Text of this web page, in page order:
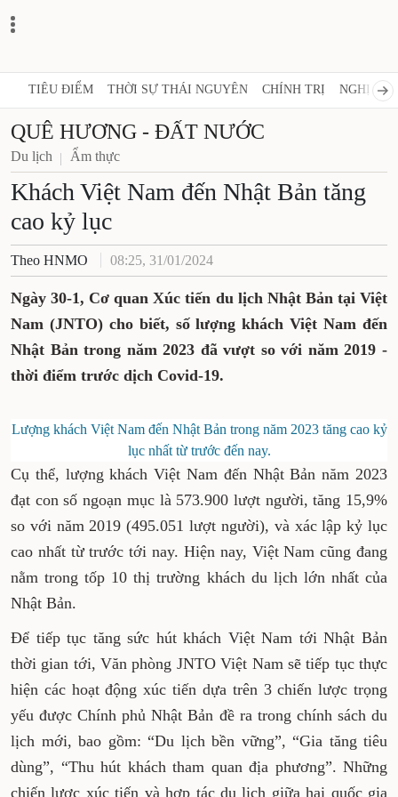
TIÊU ĐIỂM THỜI SỰ THÁI NGUYÊN CHÍNH TRỊ NGHỊ
QUÊ HƯƠNG - ĐẤT NƯỚC
Du lịch Ẩm thực
Khách Việt Nam đến Nhật Bản tăng
cao kỷ lục
Theo HNMO 08:25, 31/01/2024
Ngày 30-1, Cơ quan Xúc tiến du lịch Nhật Bản tại Việt
Nam (JNTO) cho biết, số lượng khách Việt Nam đến
Nhật Bản trong năm 2023 đã vượt so với năm 2019 -
thời điểm trước dịch Covid-19.
Lượng khách Việt Nam đến Nhật Bản trong năm 2023 tăng cao kỷ
lục nhất từ trước đến nay.
Cụ thể, lượng khách Việt Nam đến Nhật Bản năm 2023
đạt con số ngoạn mục là 573.900 lượt người, tăng 15,9%
so với năm 2019 (495.051 lượt người), và xác lập kỷ lục
cao nhất từ trước tới nay. Hiện nay, Việt Nam cũng đang
nằm trong tốp 10 thị trường khách du lịch lớn nhất của
Nhật Bản.
Để tiếp tục tăng sức hút khách Việt Nam tới Nhật Bản
thời gian tới, Văn phòng JNTO Việt Nam sẽ tiếp tục thực
hiện các hoạt động xúc tiến dựa trên 3 chiến lược trọng
yếu được Chính phủ Nhật Bản đề ra trong chính sách du
lịch mới, bao gồm: “Du lịch bền vững”, “Gia tăng tiêu
dùng”, “Thu hút khách tham quan địa phương”. Những
chiến lược xúc tiến và hợp tác du lịch giữa hai quốc gia